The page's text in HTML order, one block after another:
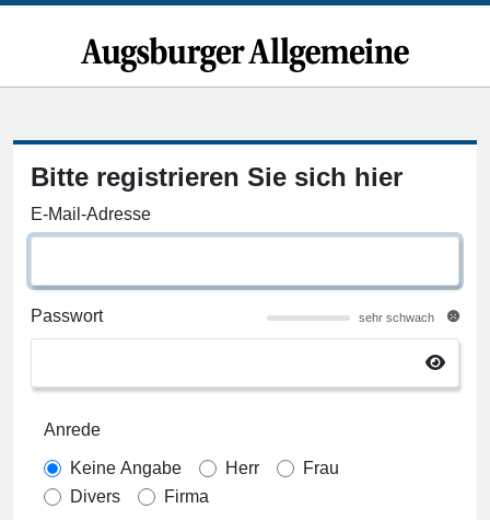
Bitte registrieren Sie sich hier
E-Mail-Adresse
Passwort sehr schwach
Anrede
Keine Angabe Herr
Frau
Divers
Firma